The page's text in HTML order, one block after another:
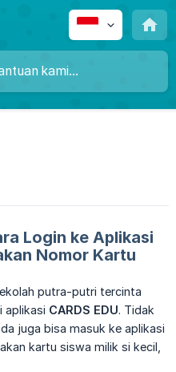
Login ke Aplikasi
Nomor Kartu
putra-putri tercinta
aplikasi CARDS EDU. Tidak
juga bisa masuk ke aplikasi
kartu siswa milik si kecil,